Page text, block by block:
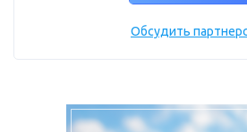
Обсудить